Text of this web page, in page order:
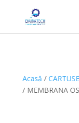
Acasă /
/ MEMBRANA